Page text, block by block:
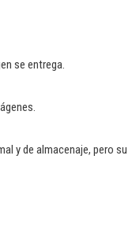
se entrega.
y de almacenaje, pero su